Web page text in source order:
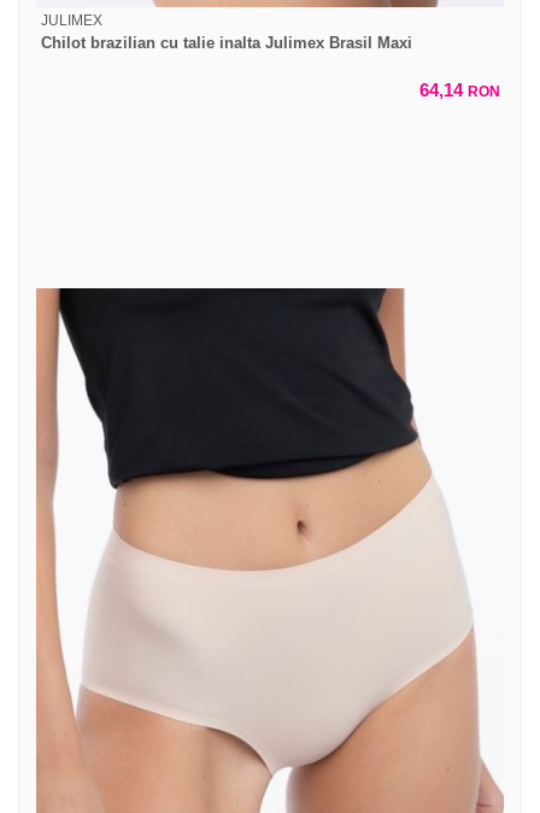
JULIMEX
Chilot brazilian cu talie inalta Julimex Brasil Maxi
64,14 RON